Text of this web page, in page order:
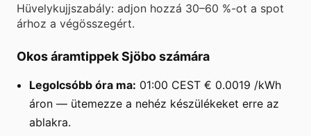
Hüvelykujjszabály: adjon hozzá 30–60 %-ot a spot
árhoz a végösszegért.
Okos áramtippek Sjöbo számára
Legolcsóbb óra ma: 01:00 CEST € 0.0019 /kWh
áron — ütemezze a nehéz készülékeket erre az
ablakra.